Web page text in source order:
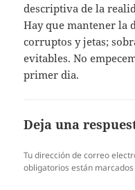
descriptiva de la
Hay que mantener la
corruptos y jetas;
evitables. No
primer dia.
Deja una
Tu dirección de correo
obligatorios están